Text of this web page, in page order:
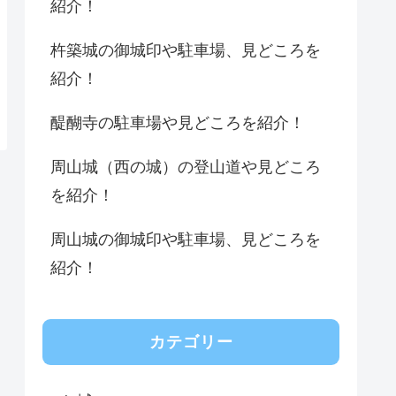
紹介！
杵築城の御城印や駐車場、見どころを
紹介！
醍醐寺の駐車場や見どころを紹介！
周山城（西の城）の登山道や見どころ
を紹介！
周山城の御城印や駐車場、見どころを
紹介！
カテゴリー